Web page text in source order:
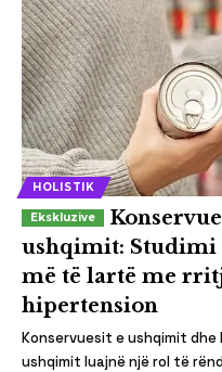
HOLISTIK
ushqimit:
më të lartë me
hipertension
Konservuesit e ushqimit
ushqimit luajnë një rol të